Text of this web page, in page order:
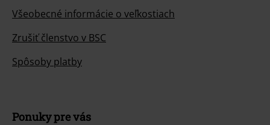
Všeobecné informácie o veľkostiach
Zrušiť členstvo v BSC
Spôsoby platby
Ponuky pre vás